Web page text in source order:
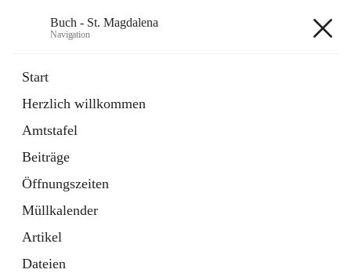
Buch - St. Magdalena
Navigation
Start
Herzlich willkommen
Amtstafel
Beiträge
Öffnungszeiten
Müllkalender
Artikel
Dateien
11 Schnellzugriffe
Bürgerservice
10 Schnellzugriffe